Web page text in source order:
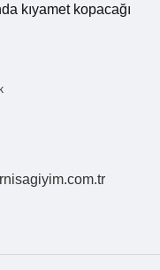
kıyamet kopacağı